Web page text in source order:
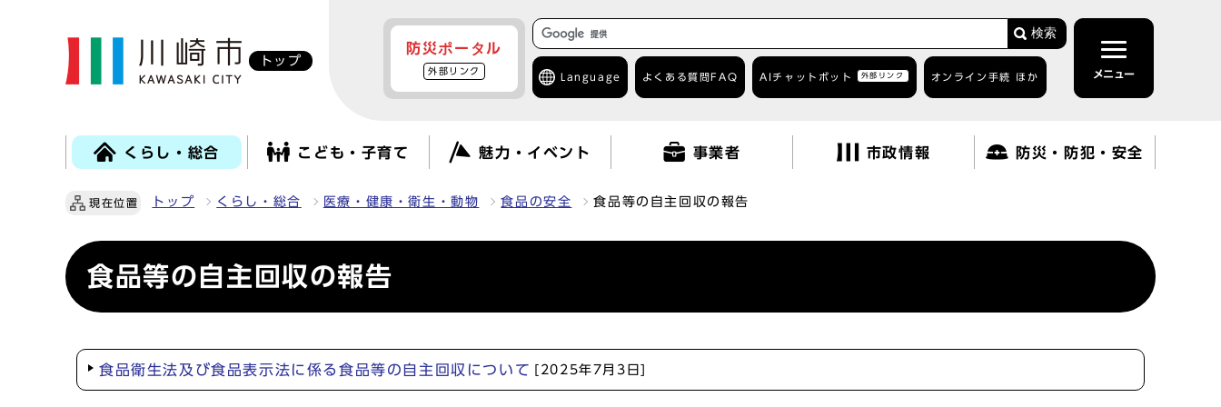
トップ
防災ポータル
外部リンク
検索
Language よくある質問 FAQ AIチャットボット 外部リンク オンライン手続 ほか メニュー
くらし・総合 こども・子育て 魅力・イベント 事業者 市政情報 防災・防犯・安全
現在位置 トップ くらし・総合 医療・健康・衛生・動物 食品の安全 食品等の自主回収の報告
食品等の自主回収の報告
食品衛生法及び食品表示法に係る食品等の自主回収について [2025年7月3日]